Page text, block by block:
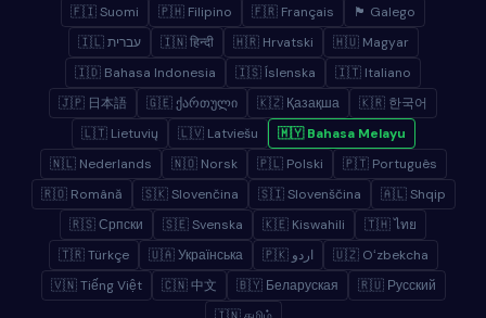
🇫🇮 Suomi
🇵🇭 Filipino 🇫🇷 Français
🏴 Galego
🇮🇱 עברית
🇮🇳 हिन्दी 🇭🇷 Hrvatski
🇭🇺 Magyar
🇮🇩 Bahasa Indonesia
🇮🇸 Íslenska
🇮🇹 Italiano
🇯🇵 日本語
🇬🇪 ქართული 🇰🇿 Қазақша
🇰🇷 한국어
🇱🇹 Lietuvių
🇱🇻 Latviešu
🇲🇾 Bahasa Melayu
🇳🇱 Nederlands
🇳🇴 Norsk 🇵🇱 Polski
🇵🇹 Português
🇷🇴 Română
🇸🇰 Slovenčina 🇸🇮 Slovenščina
🇦🇱 Shqip
🇷🇸 Српски
🇸🇪 Svenska 🇰🇪 Kiswahili
🇹🇭 ไทย
🇹🇷 Türkçe
🇺🇦 Українська 🇵🇰 اردو
🇺🇿 Oʻzbekcha
🇻🇳 Tiếng Việt
🇨🇳 中文 🇧🇾 Беларуская
🇷🇺 Русский